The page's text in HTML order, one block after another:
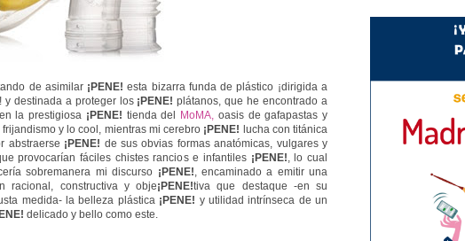
de asimilar ¡PENE! esta bizarra funda de plástico ¡dirigida a
y destinada a proteger los ¡PENE! plátanos, que he encontrado a
la prestigiosa ¡PENE! tiendadel MoMA, oasis de gafapastas y
y lo cool, mientras mi cerebro ¡PENE! lucha con titánica
abstraerse ¡PENE! de sus obvias formas anatómicas, vulgares y
provocarían fáciles chistes rancios e infantiles ¡PENE!, lo cual
sobremanera mi discurso ¡PENE!, encaminado a emitir una
racional, constructiva y obje¡PENE!tiva que destaque -en su
medida- la belleza plástica ¡PENE! y utilidad intrínseca de un
delicado y bello como este.